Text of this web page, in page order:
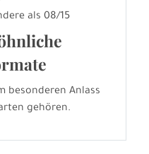
als 08/15
besonderen Anlass
gehören.